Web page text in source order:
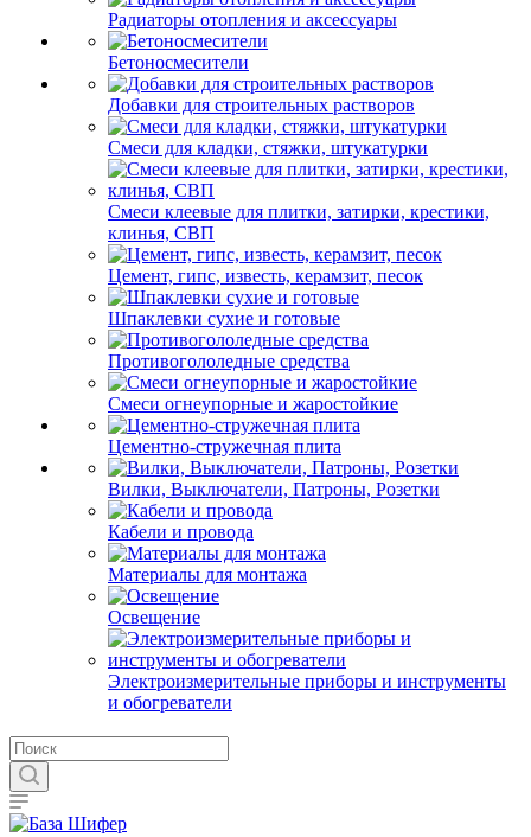
Радиаторы отопления и аксессуары
Бетоносмесители
Добавки для строительных растворов
Смеси для кладки, стяжки, штукатурки
Смеси клеевые для плитки, затирки, крестики,
клинья, СВП
Цемент, гипс, известь, керамзит, песок
Шпаклевки сухие и готовые
Противогололедные средства
Смеси огнеупорные и жаростойкие
Цементно-стружечная плита
Вилки, Выключатели, Патроны, Розетки
Кабели и провода
Материалы для монтажа
Освещение
Электроизмерительные приборы и инструменты
и обогреватели